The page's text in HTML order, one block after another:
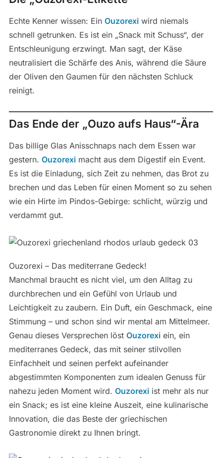
Echte Kenner wissen: Ein Ouzorexiwird niemals
schnell getrunken. Es ist ein „Snack mit Schuss“, der
Entschleunigung erzwingt. Man sagt, der Käse
neutralisiert die Schärfe des Anis, während die Säure
der Oliven den Gaumen für den nächsten Schluck
reinigt.
Das Ende der „Ouzo aufs Haus“-Ära
Das billige Glas Anisschnaps nach dem Essen war
gestern. Ouzoreximacht aus dem Digestif ein Event.
Es ist die Einladung, sich Zeit zu nehmen, das Brot zu
brechen und das Leben für einen Moment so zu sehen
wie ein Hirte im Pindos-Gebirge: schlicht, würzig und
verdammt gut.
Ouzorexi – Das mediterrane Gedeck!
Manchmal braucht es nicht viel, um den Alltag zu
durchbrechen und ein Gefühl von Urlaub und
Leichtigkeit zu zaubern. Ein Duft, ein Geschmack, eine
Stimmung – und schon sind wir mental am Mittelmeer.
Genau dieses Versprechen löst Ouzorexiein, ein
mediterranes Gedeck, das mit seiner stilvollen
Einfachheit und seinen perfekt aufeinander
abgestimmten Komponenten zum idealen Genuss für
nahezu jeden Moment wird. Ouzorexiist mehr als nur
ein Snack; es ist eine kleine Auszeit, eine kulinarische
Innovation, die das Beste der griechischen
Gastronomie direkt zu Ihnen bringt.